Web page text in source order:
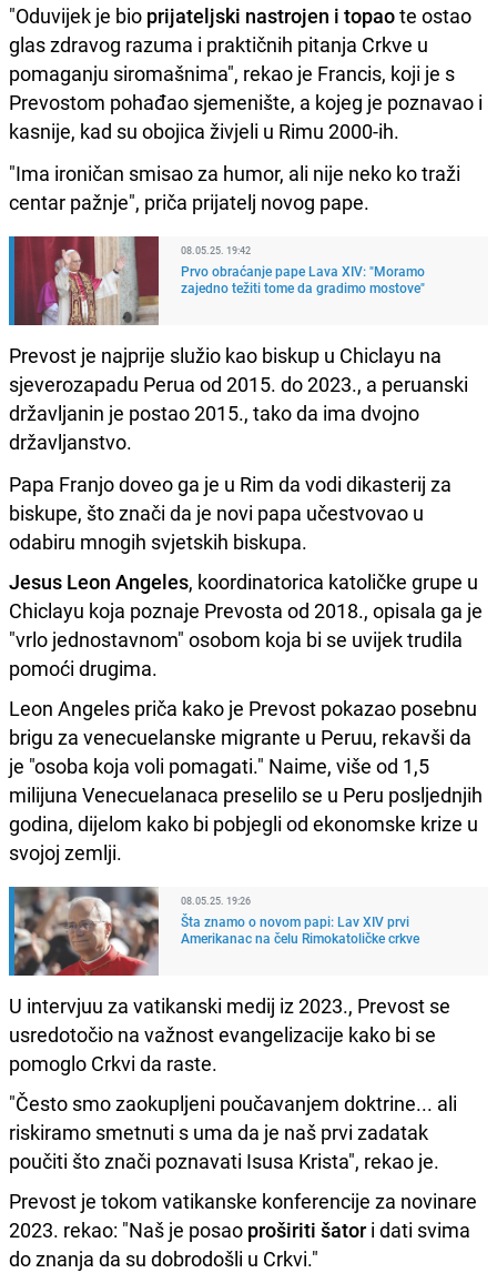
"Oduvijek je bio prijateljski nastrojen i topaote ostao
glas zdravog razuma i praktičnih pitanja Crkve u
pomaganju siromašnima", rekao je Francis, koji je s
Prevostom pohađao sjemenište, a kojeg je poznavao i
kasnije, kad su obojica živjeli u Rimu 2000-ih.
"Ima ironičan smisao za humor, ali nije neko ko traži
centar pažnje", priča prijatelj novog pape.
08.05.25. 19:42
Prvo obraćanje pape Lava XIV: "Moramo
zajedno težiti tome da gradimo mostove"
Prevost je najprije služio kao biskup u Chiclayu na
sjeverozapadu Perua od 2015. do 2023., a peruanski
državljanin je postao 2015., tako da ima dvojno
državljanstvo.
Papa Franjo doveo ga je u Rim da vodi dikasterij za
biskupe, što znači da je novi papa učestvovao u
odabiru mnogih svjetskih biskupa.
Jesus Leon Angeles, koordinatorica katoličke grupe u
Chiclayu koja poznaje Prevosta od 2018., opisala ga je
"vrlo jednostavnom" osobom koja bi se uvijek trudila
pomoći drugima.
Leon Angeles priča kako je Prevost pokazao posebnu
brigu za venecuelanske migrante u Peruu, rekavši da
je "osoba koja voli pomagati." Naime, više od 1,5
milijuna Venecuelanaca preselilo se u Peru posljednjih
godina, dijelom kako bi pobjegli od ekonomske krize u
svojoj zemlji.
08.05.25. 19:26
Šta znamo o novom papi: Lav XIV prvi
Amerikanac na čelu Rimokatoličke crkve
U intervjuu za vatikanski medij iz 2023., Prevost se
usredotočio na važnost evangelizacije kako bi se
pomoglo Crkvi da raste.
"Često smo zaokupljeni poučavanjem doktrine... ali
riskiramo smetnuti s uma da je naš prvi zadatak
poučiti što znači poznavati Isusa Krista", rekao je.
Prevost je tokom vatikanske konferencije za novinare
2023. rekao: "Naš je posao proširiti šator i dati svima
do znanja da su dobrodošli u Crkvi."